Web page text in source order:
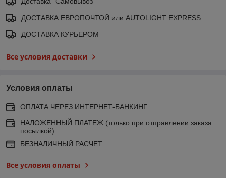
ДОСТАВКА ЕВРОПОЧТОЙ или AUTOLIGHT EXPRESS
ДОСТАВКА КУРЬЕРОМ
Все условия доставки
Условия оплаты
ОПЛАТА ЧЕРЕЗ ИНТЕРНЕТ-БАНКИНГ
НАЛОЖЕННЫЙ ПЛАТЕЖ (только при отправлении заказа
посылкой)
БЕЗНАЛИЧНЫЙ РАСЧЕТ
Все условия оплаты